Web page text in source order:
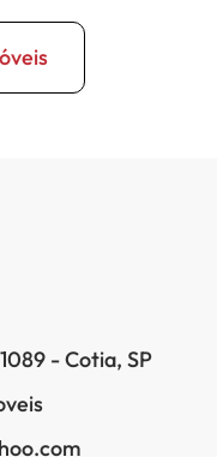
- Cotia, SP